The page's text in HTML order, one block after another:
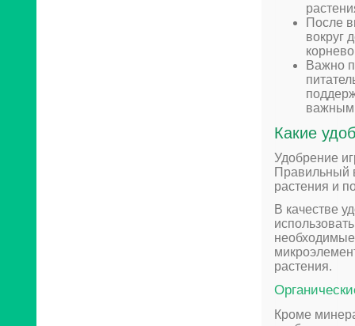
После
вокруг
Важно
Какие
Удобрение
Правильный
растения и
В качестве
растения.
Кроме